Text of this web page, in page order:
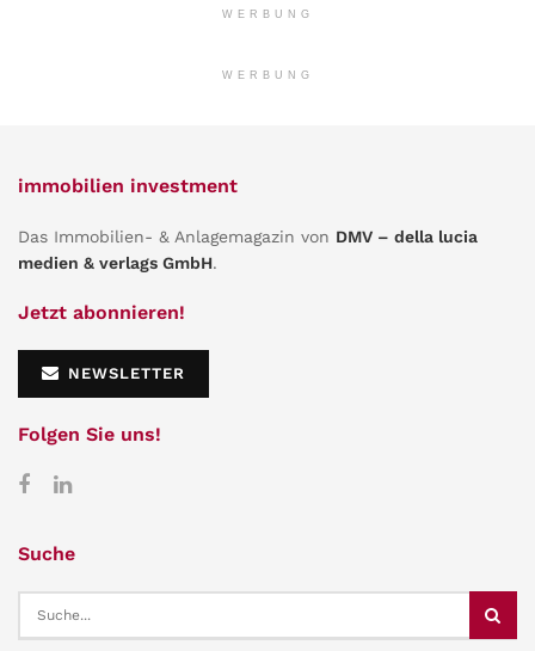
WERBUNG
WERBUNG
immobilien investment
Das Immobilien- & Anlagemagazin von DMV – della lucia
medien & verlags GmbH.
Jetzt abonnieren!
NEWSLETTER
Folgen Sie uns!
Suche